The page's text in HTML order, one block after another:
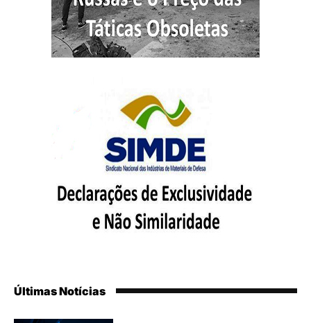
Últimas Notícias